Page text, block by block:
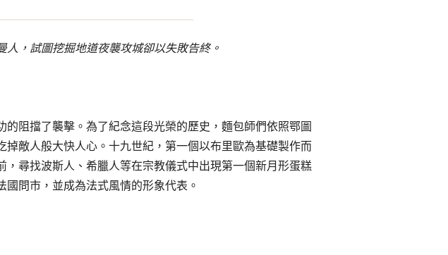
，試圖挖掘地道夜襲攻城卻以失敗告終。
阻擋了襲擊。為了紀念這段光榮的歷史，麵包師們依照鄂圖
敵人般大快人心。十九世紀，第一個以布里歐為基礎製作而
尋找波斯人、希臘人等在宗教儀式中出現第一個新月形蛋糕
問市，並成為法式風情的形象代表。